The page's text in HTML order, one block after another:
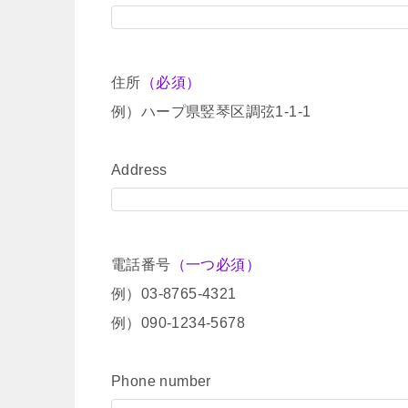
住所 （必須）
例）ハープ県竪琴区調弦1-1-1
Address
電話番号 （一つ必須）
例）03-8765-4321
例）090-1234-5678
Phone number